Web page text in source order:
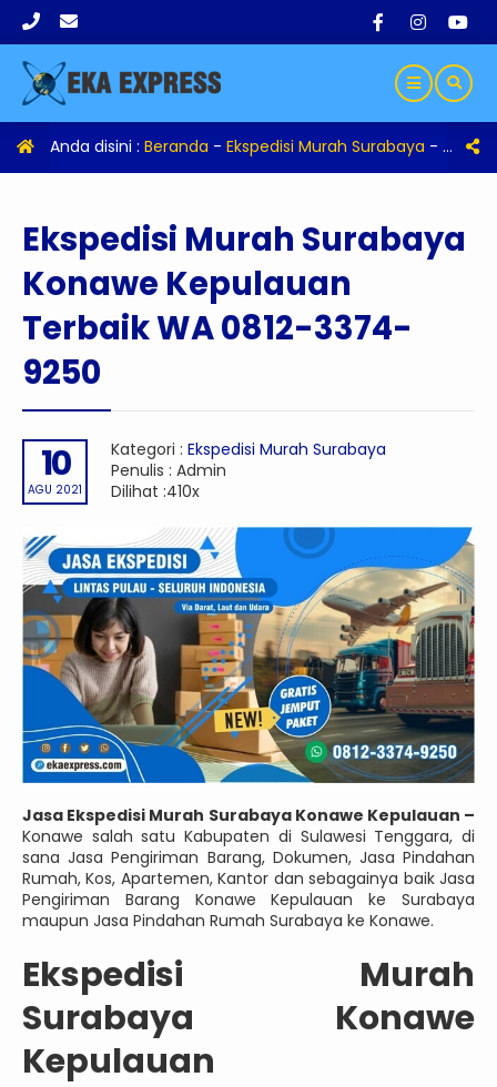
Anda disini : Beranda - Ekspedisi Murah Surabaya -
Ekspedisi Murah Surabaya
Konawe Kepulauan
Terbaik WA 0812-3374-
9250
10
AGU 2021
Kategori : Ekspedisi Murah Surabaya
Penulis : Admin
Dilihat :410x
Jasa Ekspedisi Murah Surabaya Konawe Kepulauan –
Konawe salah satu Kabupaten di Sulawesi Tenggara, di
sana Jasa Pengiriman Barang, Dokumen, Jasa Pindahan
Rumah, Kos, Apartemen, Kantor dan sebagainya baik Jasa
Pengiriman Barang Konawe Kepulauan ke Surabaya
maupun Jasa Pindahan Rumah Surabaya ke Konawe.
Ekspedisi Murah
Surabaya Konawe
Kepulauan